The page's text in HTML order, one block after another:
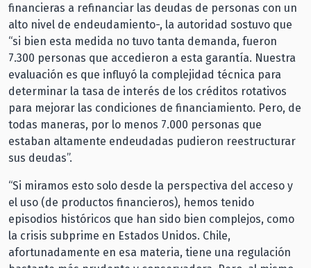
financieras a refinanciar las deudas de personas con un
alto nivel de endeudamiento-, la autoridad sostuvo que
“si bien esta medida no tuvo tanta demanda, fueron
7.300 personas que accedieron a esta garantía. Nuestra
evaluación es que influyó la complejidad técnica para
determinar la tasa de interés de los créditos rotativos
para mejorar las condiciones de financiamiento. Pero, de
todas maneras, por lo menos 7.000 personas que
estaban altamente endeudadas pudieron reestructurar
sus deudas”.
“Si miramos esto solo desde la perspectiva del acceso y
el uso (de productos financieros), hemos tenido
episodios históricos que han sido bien complejos, como
la crisis subprime en Estados Unidos. Chile,
afortunadamente en esa materia, tiene una regulación